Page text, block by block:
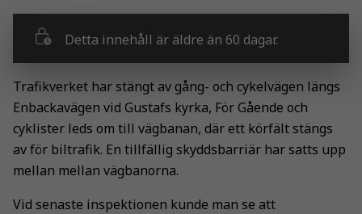
Detta innehåll är äldre än 60 dagar.
Trafikverket har stängt av gång- och cykelvägen längs
Enbackavägen vid Gustafs kyrka, För Gående och
cyklister leds om till vägbanan, där ett körfält stängs
av för biltrafik. En tillfällig skyddsbarriär har satts upp
mellan mellan vägbanorna.
Vid senaste inspektionen kunde man se att